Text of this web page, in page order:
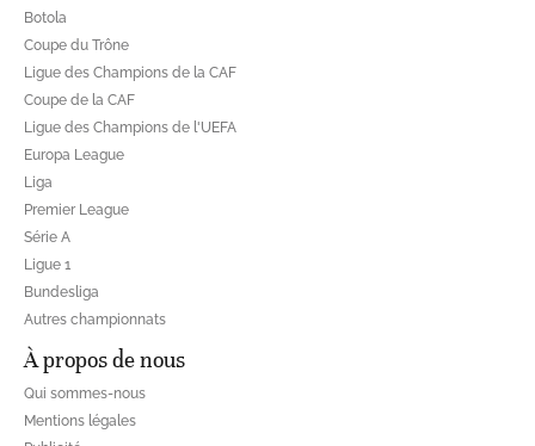
Botola
Coupe du Trône
Ligue des Champions de la CAF
Coupe de la CAF
Ligue des Champions de l'UEFA
Europa League
Liga
Premier League
Série A
Ligue 1
Bundesliga
Autres championnats
À propos de nous
Qui sommes-nous
Mentions légales